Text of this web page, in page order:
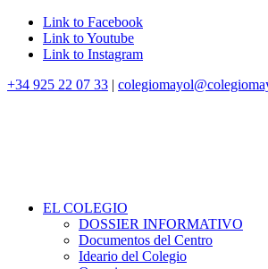
Link to Facebook
Link to Youtube
Link to Instagram
+34 925 22 07 33 |
EL COLEGIO
DOSSIER INFORMATIVO
Documentos del Centro
Ideario del Colegio